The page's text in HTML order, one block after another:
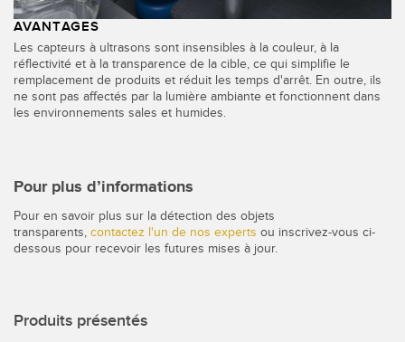
AVANTAGES
Les capteurs à ultrasons sont insensibles à la couleur, à la
réflectivité et à la transparence de la cible, ce qui simplifie le
remplacement de produits et réduit les temps d'arrêt. En outre, ils
ne sont pas affectés par la lumière ambiante et fonctionnent dans
les environnements sales et humides.
Pour plus d’informations
Pour en savoir plus sur la détection des objets
transparents, contactez l'un de nos experts ou inscrivez-vous ci-
dessous pour recevoir les futures mises à jour.
Produits présentés